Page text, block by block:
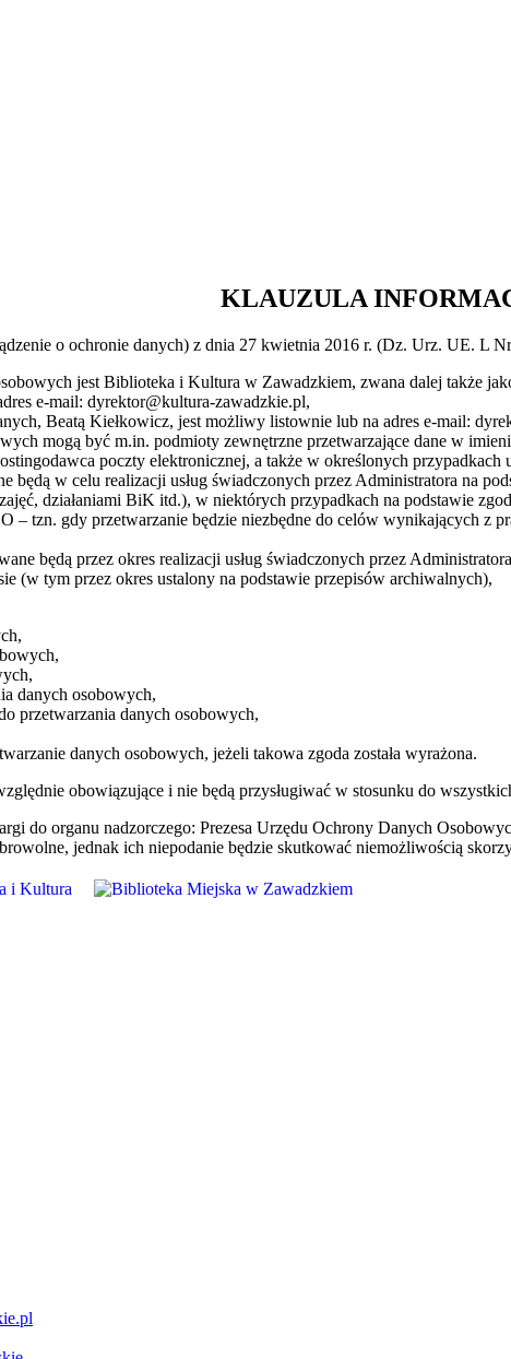
KLAUZULA
o ochronie danych) z dnia 27 kwietnia 2016 r. (Dz. Urz. UE. L
jest Biblioteka i Kultura w Zawadzkiem, zwana dalej także
e-mail: dyrektor@kultura-zawadzkie.pl,
Beatą Kiełkowicz, jest możliwy listownie lub na adres e-mail:
mogą być m.in. podmioty zewnętrzne przetwarzające dane w
poczty elektronicznej, a także w określonych
będą w celu realizacji usług świadczonych przez Administratora na
działaniami BiK itd.), w niektórych przypadkach na podstawie
– tzn. gdy przetwarzanie będzie niezbędne do celów wynikających z
będą przez okres realizacji usług świadczonych przez
(w tym przez okres ustalony na podstawie przepisów archiwalnych),
danych osobowych,
przetwarzania danych osobowych,
danych osobowych, jeżeli takowa zgoda została wyrażona.
obowiązujące i nie będą przysługiwać w stosunku do
do organu nadzorczego: Prezesa Urzędu Ochrony Danych
jednak ich niepodanie będzie skutkować niemożliwością